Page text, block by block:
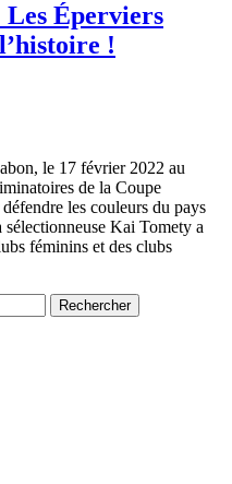
Éperviers
!
le 17 février 2022 au
de la Coupe
les couleurs du pays
Kai Tomety a
féminins et des clubs